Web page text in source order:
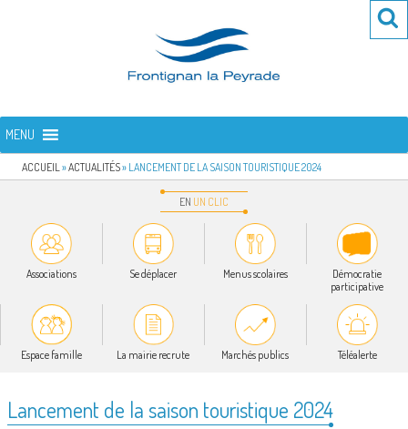
FRONTIGNAN LA PEYRADE
MENU
ACCUEIL »ACTUALITÉS» LANCEMENT DE LA SAISON TOURISTIQUE 2024
EN UN CLIC
Associations Se déplacer Menus scolaires
Démocratie
participative
Espace famille La mairie recrute Marchés publics Téléalerte
Lancement de la saison touristique 2024